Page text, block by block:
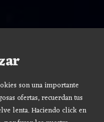
son una importante
ofertas, recuerdan tus
lenta. Haciendo click en